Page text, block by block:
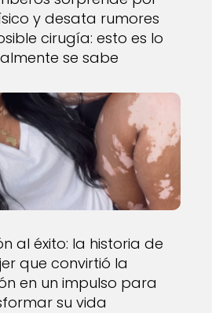
y desata rumores
cirugía: esto es lo
se sabe
al éxito: la historia de
que convirtió la
en un impulso para
su vida